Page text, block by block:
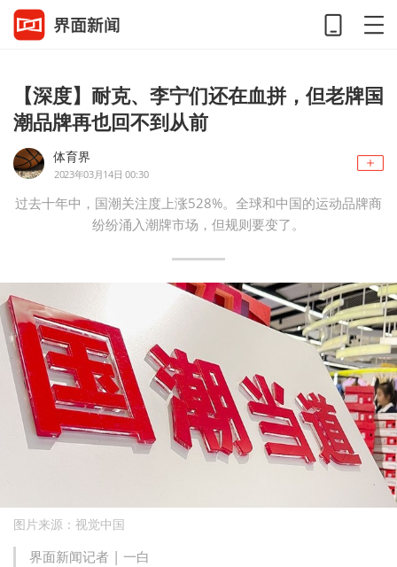
【深度】耐克、李宁们还在血拼，但老牌国
潮品牌再也回不到从前
体育界
2023年03月14日 00:30
过去十年中，国潮关注度上涨528%。全球和中国的运动品牌商
纷纷涌入潮牌市场，但规则要变了。
图片来源：视觉中国
界面新闻记者 | 一白